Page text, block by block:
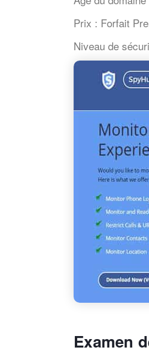
Prix : Forfait
Niveau de
Examen